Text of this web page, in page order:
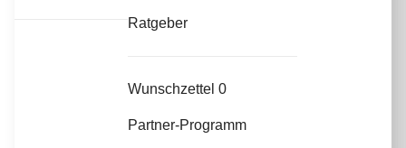
Ratgeber
Wunschzettel 0
Partner-Programm